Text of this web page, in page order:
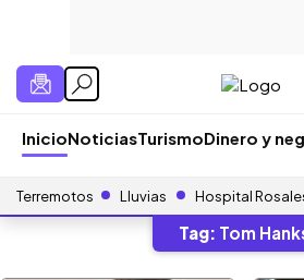
InicioNoticiasTurismoDinero y
Terremotos Lluvias Hospital
Tag: Tom